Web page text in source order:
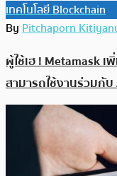
เทคโนโลยี Blockchain
ByPitchaporn
ผู้ใช้เฮ ! Metamask
สามารถใช้งานร่วมกับ